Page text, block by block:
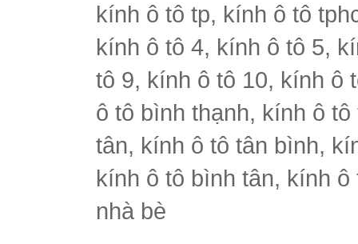
kính ô tô tp, kính ô tô
kính ô tô 4, kính ô tô 5,
tô 9, kính ô tô 10, kính ô
ô tô bình thạnh, kính ô
tân, kính ô tô tân bình,
kính ô tô bình tân, kính
nhà bè